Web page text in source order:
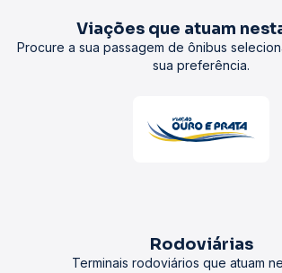
Viações que atuam
Procure a sua passagem de ônibus
sua preferência.
Rodoviárias
Terminais rodoviários que atuam